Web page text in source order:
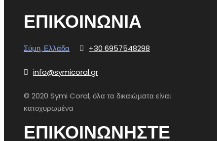
ΕΠΙΚΟΙΝΩΝΊΑ
Σύμη, Ελλάδα +30 6957548298
info@symicoral.gr
© 2020 Symi Coral, όλα τα δικαιώματα είναι
κατοχυρωμένα
ΕΠΙΚΟΙΝΩΝΗΣΤΕ